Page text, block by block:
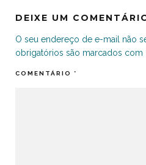
DEIXE UM
O seu endereço de e-mail não
obrigatórios são marcados com
COMENTÁRIO *